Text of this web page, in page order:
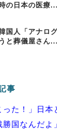
の日本の医療...
国人「アナロ
うと葬儀屋さん...
事
った！」日本
勝国なんだよ